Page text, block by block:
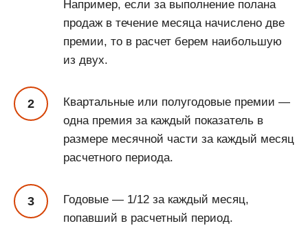
Например, если за выполнение полана
продаж в течение месяца начислено две
премии, то в расчет берем наибольшую
из двух.
Квартальные или полугодовые премии —
одна премия за каждый показатель в
размере месячной части за каждый месяц
расчетного периода.
Годовые — 1/12 за каждый месяц,
попавший в расчетный период.